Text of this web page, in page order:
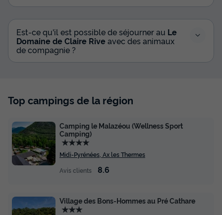
Est-ce qu'il est possible de séjourner au Le
Domaine de Claire Rive avec des animaux
de compagnie ?
Top campings de la région
Camping le Malazéou (Wellness Sport
Camping)
★★★★
Midi-Pyrénées, Ax les Thermes
Avis clients
8.6
Village des Bons-Hommes au Pré Cathare
★★★